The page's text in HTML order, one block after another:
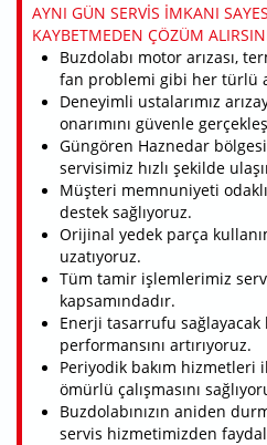
AYNI GÜN SERVIS IMKANI
KAYBETMEDEN ÇÖZÜM
Buzdolabı motor arızası,
fan problemi gibi her türlü
Deneyimli ustalarımız
onarımını güvenle
Güngören Haznedar
servisimiz hızlı şekilde
Müşteri memnuniyeti
destek sağlıyoruz.
Orijinal yedek parça
uzatıyoruz.
Tüm tamir işlemlerimiz
kapsamındadır.
Enerji tasarrufu sağlayacak
performansını artırıyoruz.
Periyodik bakım hizmetleri
ömürlü çalışmasını
Buzdolabınızın aniden
servis hizmetimizden